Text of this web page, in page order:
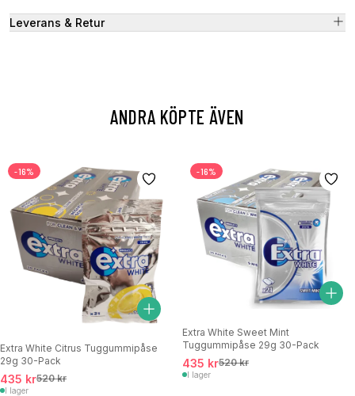
Leverans & Retur
ANDRA KÖPTE ÄVEN
-16%
Extra White Citrus Tuggummipåse
29g 30-Pack
435 kr520 kr
I lager
-16%
Extra White Sweet Mint
Tuggummipåse 29g 30-Pack
435 kr520 kr
I lager